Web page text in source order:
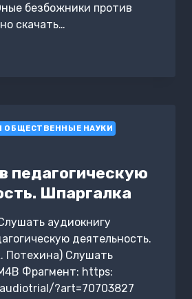
безбожники против
скачать…
ОБЩЕСТВЕННЫЕ НАУКИ
педагогическую
Шпаргалка
аудиокнигу
деятельность.
Потехина) Слушать
Фрагмент: https:
?art=70703827